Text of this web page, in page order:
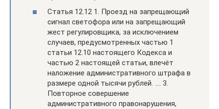
Статья 12.12 1. Проезд на запрещающий
сигнал светофора или на запрещающий
жест регулировщика, за исключением
случаев, предусмотренных частью 1
статьи 12.10 настоящего Кодекса и
частью 2 настоящей статьи, влечёт
наложение административного штрафа в
размере одной тысячи рублей. …. 3.
Повторное совершение
административного правонарушения,